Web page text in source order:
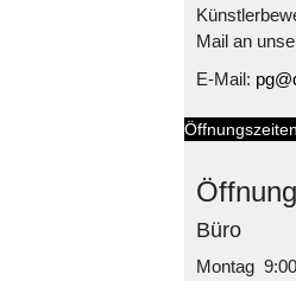
Mail an
E-Mail:
Öffnungszeiten
Büro
Montag